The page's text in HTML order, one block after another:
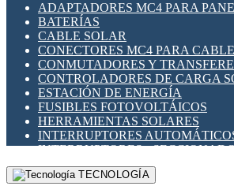
ADAPTADORES MC4 PARA
BATERÍAS
CABLE SOLAR
CONECTORES MC4 PARA
CONMUTADORES Y
CONTROLADORES DE CARGA
ESTACIÓN DE ENERGÍA
FUSIBLES FOTOVOLTÁICOS
HERRAMIENTAS SOLARES
INTERRUPTORES
INTERRUPTORES -
FOTOVOLTÁICOS
MONTAJE PANEL SOLAR
TECNOLOGÍA